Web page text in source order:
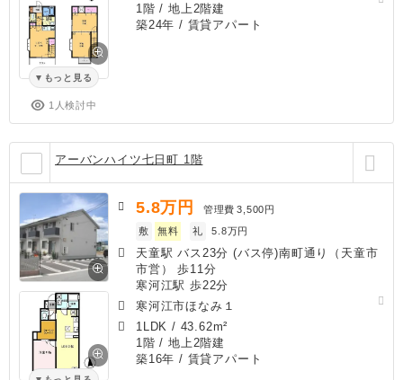
もっと見る
1人検討中
1階 / 地上2階建
築24年 / 賃貸アパート
アーバンハイツ七日町 1階
5.8万円 管理費 3,500円
敷
無料 礼 5.8万円
天童駅 バス23分 (バス停)南町通り（天童市
市営） 歩11分
寒河江駅 歩22分
寒河江市ほなみ１
1LDK / 43.62m²
1階 / 地上2階建
築16年 / 賃貸アパート